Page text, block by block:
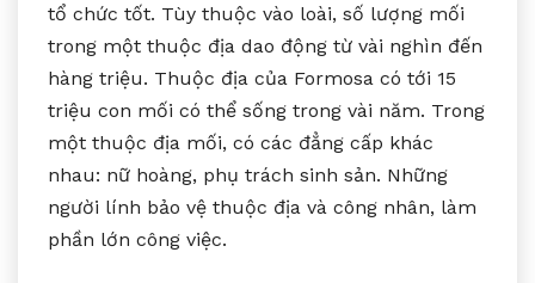
tổ chức tốt. Tùy thuộc vào loài, số lượng mối
trong một thuộc địa dao động từ vài nghìn đến
hàng triệu. Thuộc địa của Formosa có tới 15
triệu con mối có thể sống trong vài năm. Trong
một thuộc địa mối, có các đẳng cấp khác
nhau: nữ hoàng, phụ trách sinh sản. Những
người lính bảo vệ thuộc địa và công nhân, làm
phần lớn công việc.